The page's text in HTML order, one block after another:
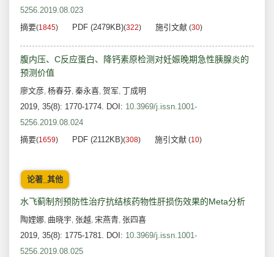
5256.2019.08.023
摘要(1845) PDF (2479KB)(322) 施引文献 (30)
腹内压、C反应蛋白、降钙素原检测对妊娠晚期急性胰腺炎的
预测价值
廖文彦, 杨春芬, 秦永喜, 贺军, 丁成明
2019, 35(8): 1770-1774. DOI: 10.3969/j.issn.1001-
5256.2019.08.024
摘要(1659) PDF (2112KB)(308) 施引文献 (10)
论著_其他
水飞蓟制剂预防性治疗抗结核药物性肝损伤效果的Meta分析
陶娌娜, 曲晓宇, 张越, 宋燕青, 张四喜
2019, 35(8): 1775-1781. DOI: 10.3969/j.issn.1001-
5256.2019.08.025